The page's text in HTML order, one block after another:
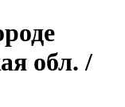
обл. /